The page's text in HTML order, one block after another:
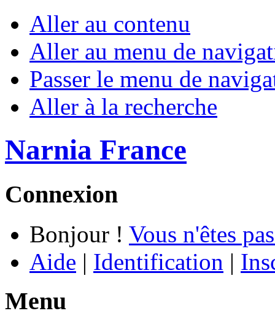
Aller au contenu
Aller au menu de
Passer le menu de
Aller à la recherche
Narnia France
Connexion
Bonjour ! Vous n'êtes
Aide | Identification |
Menu